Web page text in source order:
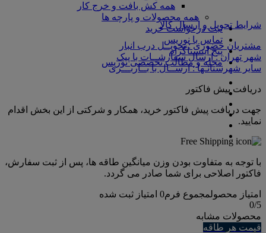
همه کش بافت و خرج کار
همه محصولات و پارچه ها
ثبت درخواست خرید
تماس با نوریس
پیج اینستاگرام
مجله و مطالب تخصصی نوریس
شرایط تحویل و ارسال کالا
مشتریان حضوری : تحویــل درب انبار
شهر تهران : ارسال سفارشــات با پیک
سایر شهرستانـها : ارســال با بــاربـــری
دریافت پیش فاکتور
جهت دریافت پیش فاکتور خرید، همکار و شرکتی از این بخش اقدام
نمایید.
با توجه به متفاوت بودن وزن میانگین طاقه ها، پس از ثبت سفارش،
فاکتور اصلاحی برای شما صادر می گردد.
امتیاز محصولمجموع فرم0 امتیاز ثبت شده
0/5
محصولات مشابه
قیمت هر طاقه